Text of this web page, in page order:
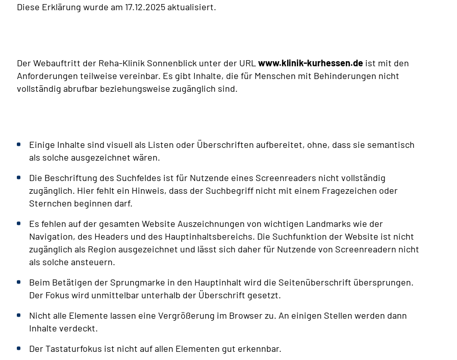
Diese Erklärung wurde am 17.12.2025 aktualisiert.
Der Webauftritt der Reha-Klinik Sonnenblick unter der URL www.klinik-kurhessen.de ist mit den
Anforderungen teilweise vereinbar. Es gibt Inhalte, die für Menschen mit Behinderungen nicht
vollständig abrufbar beziehungsweise zugänglich sind.
Einige Inhalte sind visuell als Listen oder Überschriften aufbereitet, ohne, dass sie semantisch
als solche ausgezeichnet wären.
Die Beschriftung des Suchfeldes ist für Nutzende eines Screenreaders nicht vollständig
zugänglich. Hier fehlt ein Hinweis, dass der Suchbegriff nicht mit einem Fragezeichen oder
Sternchen beginnen darf.
Es fehlen auf der gesamten Website Auszeichnungen von wichtigen Landmarks wie der
Navigation, des Headers und des Hauptinhaltsbereichs. Die Suchfunktion der Website ist nicht
zugänglich als Region ausgezeichnet und lässt sich daher für Nutzende von Screenreadern nicht
als solche ansteuern.
Beim Betätigen der Sprungmarke in den Hauptinhalt wird die Seitenüberschrift übersprungen.
Der Fokus wird unmittelbar unterhalb der Überschrift gesetzt.
Nicht alle Elemente lassen eine Vergrößerung im Browser zu. An einigen Stellen werden dann
Inhalte verdeckt.
Der Tastaturfokus ist nicht auf allen Elementen gut erkennbar.